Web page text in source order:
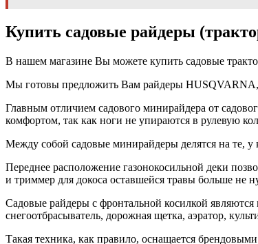
Купить садовые райдеры
В нашем магазине Вы можете купить садовые
Мы готовы предложить Вам райдеры
Главным отличием садового минирайдера от
комфортом, так как ноги не упираются в рулевую
Между собой садовые минирайдеры делятся на те,
Переднее расположение газонокосильной деки
и триммер для докоса оставшейся травы больше не
Садовые райдеры с фронтальной косилкой
снегоотбрасыватель, дорожная щетка, аэратор,
Такая техника, как правило, оснащается